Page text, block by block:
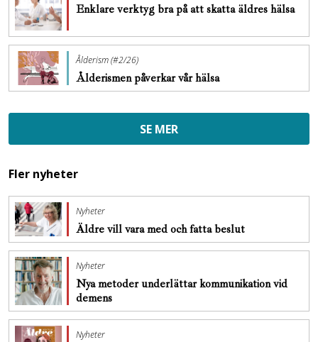
Enklare verktyg bra på att skatta äldres hälsa
Ålderism (#2/26)
Ålderismen påverkar vår hälsa
SE MER
Fler nyheter
Nyheter
Äldre vill vara med och fatta beslut
Nyheter
Nya metoder underlättar kommunikation vid
demens
Nyheter